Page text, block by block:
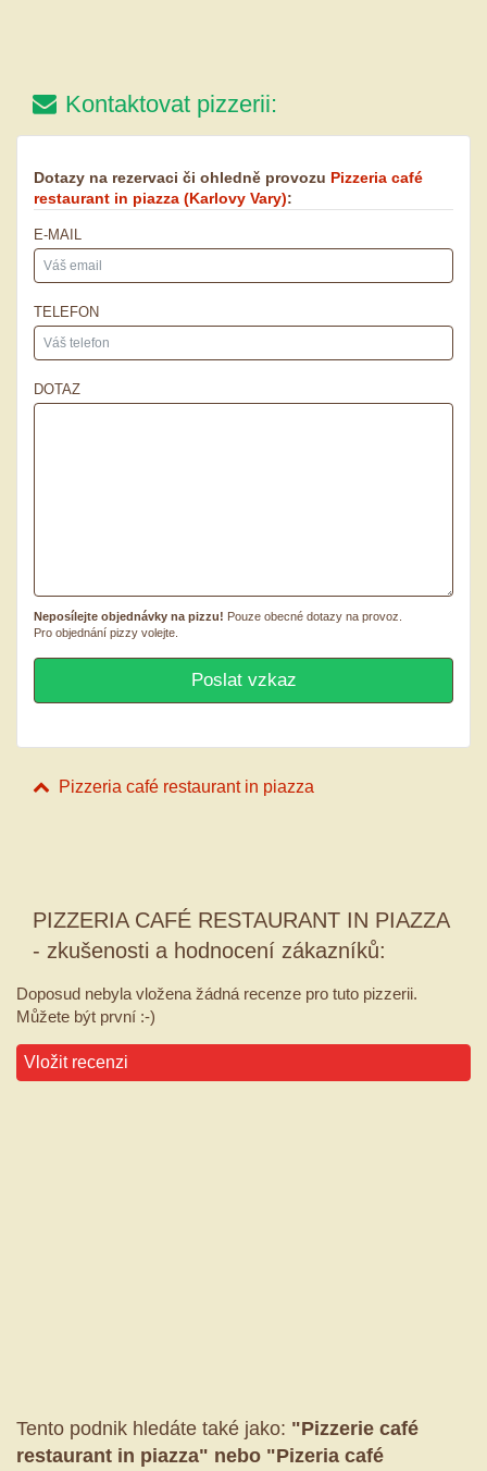
Kontaktovat pizzerii:
Dotazy na rezervaci či ohledně provozu Pizzeria café
restaurant in piazza (Karlovy Vary):
E-MAIL
TELEFON
DOTAZ
Neposílejte objednávky na pizzu! Pouze obecné dotazy na provoz.
Pro objednání pizzy volejte.
Pizzeria café restaurant in piazza
PIZZERIA CAFÉ RESTAURANT IN PIAZZA
- zkušenosti a hodnocení zákazníků:
Doposud nebyla vložena žádná recenze pro tuto pizzerii.
Můžete být první :-)
Vložit recenzi
Tento podnik hledáte také jako: "Pizzerie café
restaurant in piazza" nebo "Pizeria café